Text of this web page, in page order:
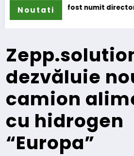
Noutati
numit director general (CFO)
dezvăluie
camion
cu hidrogen
“Europa”